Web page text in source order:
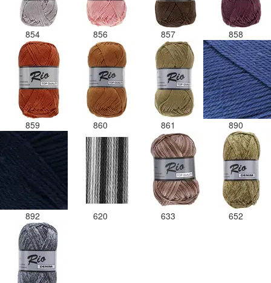
854 856 857 858
859 860 861 890
892 620 633 652